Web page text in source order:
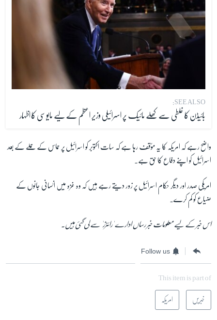
SEE ALSO:
بائیڈن کا غلطی سے کھلے مائیک پر اسرائیلی وزیر اعظم کے لیے مایوسی کا اظہار
واضح رہے کہ امریکہ کا یہ مؤقف رہا ہے کہ سات اکتوبر کو اسرائیل پر حماس کے حملے کے بعد
اسرائیل کو اپنے دفاع کا حق ہے۔
امریکی صدر اور دیگر حکام اسرائیل پر زور دیتے رہے ہیں کہ وہ غزہ میں انسانی جانوں کے
ضیاع کو کم کرے۔
اس خبر کے لیے معلومات خبر رساں ادارے 'رائٹرز' سے لی گئی ہیں۔
Follow us
This item is part of
خبریں امریکہ